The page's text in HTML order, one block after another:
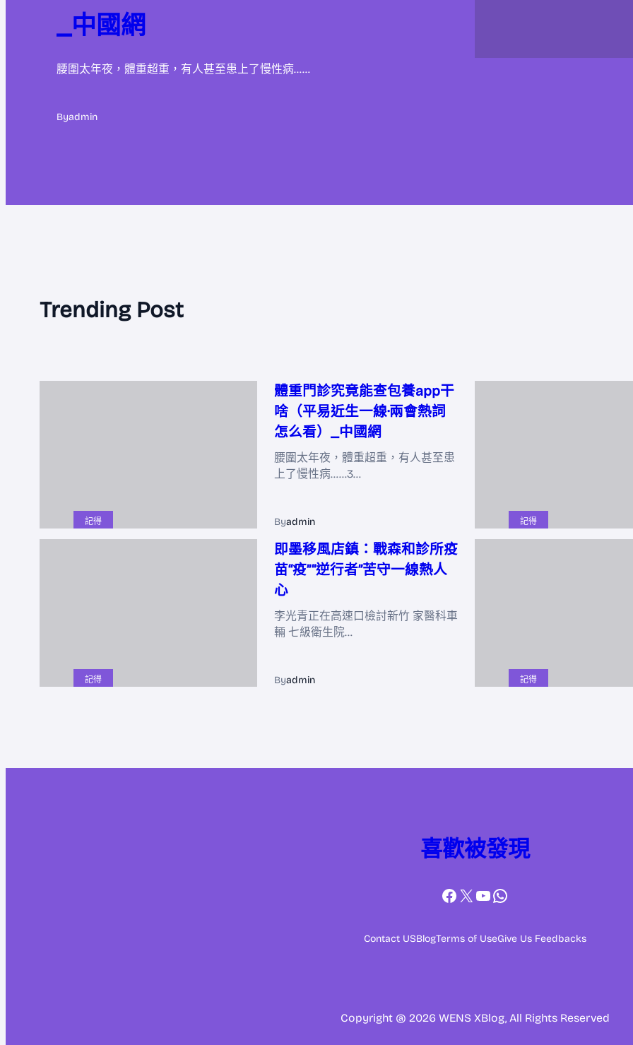
_中國網
腰圍太年夜，體重超重，有人甚至患上了慢性病……
Byadmin
Trending Post
記得
體重門診究竟能查包養app干
啥（平易近生一線·兩會熱詞
怎么看）_中國網
腰圍太年夜，體重超重，有人甚至患
上了慢性病……3…
Byadmin 記得
記得
即墨移風店鎮：戰森和診所疫
苗“疫”“逆行者”苦守一線熱人
心
李光青正在高速口檢討新竹 家醫科車
輛 七級衛生院…
Byadmin 記得
喜歡被發現
Facebook
X YouTube
WhatsApp
Contact USBlogTerms of UseGive Us Feedbacks
Copyright @ 2026 WENS XBlog, All Rights Reserved